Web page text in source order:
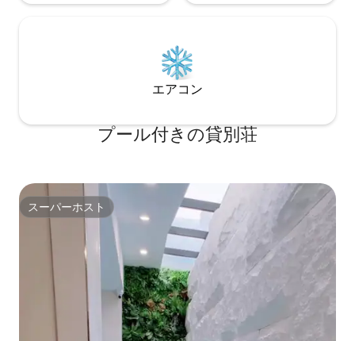
来て、自分だけののんびりした時間を楽
落として、秘密の青を感じてください。
人生で最も美しい時間は、ここで無駄に
だし、歯ブラシや
エアコン
プール付きの貸別荘
スーパーホスト
スーパーホスト